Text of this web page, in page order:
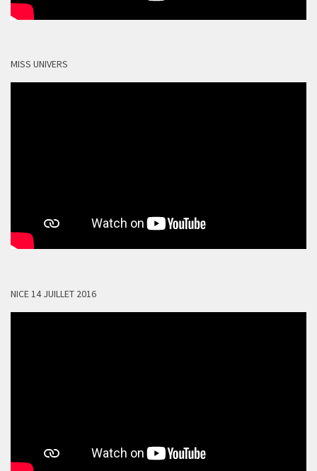
MISS UNIVERS
NICE 14 JUILLET 2016